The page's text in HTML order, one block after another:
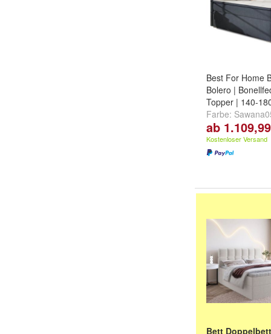
Best For Home
Bolero |
Topper | 140-
Farbe:
Sawana21und
ab
Kostenloser Versand
Bett Doppelbett